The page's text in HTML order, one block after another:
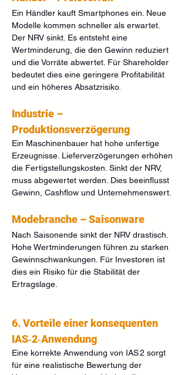
Ein Händler kauft Smartphones ein. Neue
Modelle kommen schneller als erwartet.
Der NRV sinkt. Es entsteht eine
Wertminderung, die den Gewinn reduziert
und die Vorräte abwertet. Für Shareholder
bedeutet dies eine geringere Profitabilität
und ein höheres Absatzrisiko.
Industrie –
Produktionsverzögerung
Ein Maschinenbauer hat hohe unfertige
Erzeugnisse. Lieferverzögerungen erhöhen
die Fertigstellungskosten. Sinkt der NRV,
muss abgewertet werden. Dies beeinflusst
Gewinn, Cashflow und Unternehmenswert.
Modebranche – Saisonware
Nach Saisonende sinkt der NRV drastisch.
Hohe Wertminderungen führen zu starken
Gewinnschwankungen. Für Investoren ist
dies ein Risiko für die Stabilität der
Ertragslage.
6. Vorteile einer konsequenten
IAS‑2‑Anwendung
Eine korrekte Anwendung von IAS 2 sorgt
für eine realistische Bewertung der